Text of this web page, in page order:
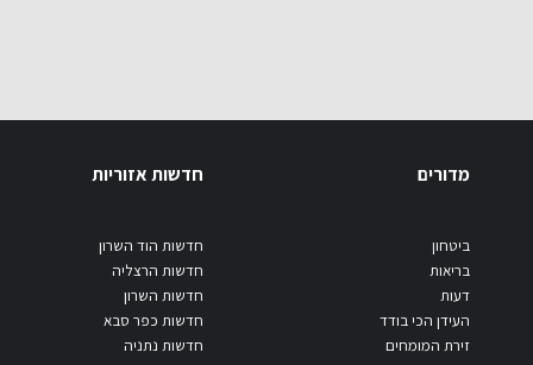
מדורים
ביטחון
בריאות
דעות
העידן הכי בודד
זירת המומחים
חדשות אזוריות
חדשות הוד השרון
חדשות הרצליה
חדשות השרון
חדשות כפר סבא
חדשות נתניה